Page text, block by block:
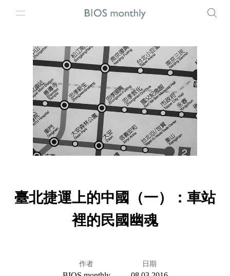
臺北捷運上的中國（一）：車站
裡的民國幽魂
作者 日期